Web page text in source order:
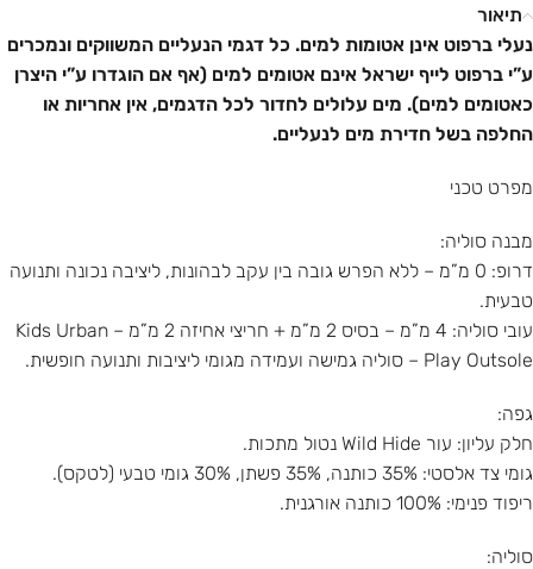
תיאור
נעלי ברפוט אינן אטומות למים. כל דגמי הנעליים המשווקים ונמכרים
ע”י ברפוט לייף ישראל אינם אטומים למים (אף אם הוגדרו ע”י היצרן
כאטומים למים). מים עלולים לחדור לכל הדגמים, אין אחריות או
החלפה בשל חדירת מים לנעליים.
מפרט טכני
מבנה סוליה:
דרופ: 0 מ”מ – ללא הפרש גובה בין עקב לבהונות, ליציבה נכונה ותנועה
טבעית.
עובי סוליה: 4 מ”מ – בסיס 2 מ”מ + חריצי אחיזה 2 מ”מ – Kids Urban
Play Outsole – סוליה גמישה ועמידה מגומי ליציבות ותנועה חופשית.
גפה:
חלק עליון: עור Wild Hide נטול מתכות.
גומי צד אלסטי: 35% כותנה, 35% פשתן, 30% גומי טבעי (לטקס).
ריפוד פנימי: 100% כותנה אורגנית.
סוליה: